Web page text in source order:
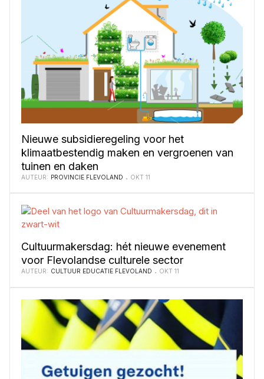
Nieuwe subsidieregeling voor het
klimaatbestendig maken en vergroenen van
tuinen en daken
AUTEUR: PROVINCIE FLEVOLAND OKT 11
Cultuurmakersdag: hét nieuwe evenement
voor Flevolandse culturele sector
AUTEUR: CULTUUR EDUCATIE FLEVOLAND OKT 11